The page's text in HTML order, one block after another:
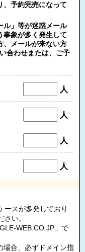
予約完売になって
ル」等が迷惑メール
事象が多く発生して
、メールが来ない方
合わせまたは、ご予
人
人
人
人
ースが多発しており
い。
WEB.CO.JP」で
合、必ずドメイン指